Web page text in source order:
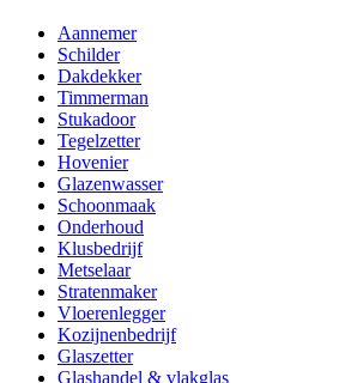
Aannemer
Schilder
Dakdekker
Timmerman
Stukadoor
Tegelzetter
Hovenier
Glazenwasser
Schoonmaak
Onderhoud
Klusbedrijf
Metselaar
Stratenmaker
Vloerenlegger
Kozijnenbedrijf
Glaszetter
Glashandel & vlakglas